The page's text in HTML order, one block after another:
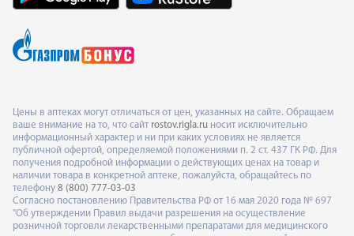
Цены в аптеках могут отличаться от цен, указанных на сайте. Обращаем
ваше внимание на то, что сайт rostov.rigla.ru носит исключительно
информационный характер и ни при каких условиях не является
публичной офертой, определяемой положениями п. 2 ст. 437 ГК РФ. Для
получения подробной информации о действующих ценах на товар и
наличии товара в конкретной аптеке, пожалуйста, обращайтесь по
телефону 8 (800) 777-03-03
Согласно постановлению Правительства РФ от 16 мая 2020 года № 697
"Об утверждении Правил выдачи разрешения на осуществление
розничной торговли лекарственными препаратами для медицинского